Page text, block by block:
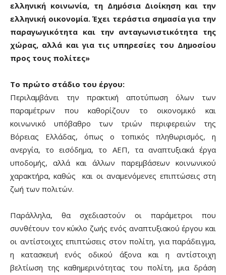
ελληνική κοινωνία, τη Δημόσια Διοίκηση και την
ελληνική οικονομία. Έχει τεράστια σημασία για την
παραγωγικότητα και την ανταγωνιστικότητα της
χώρας, αλλά και για τις υπηρεσίες του Δημοσίου
προς τους πολίτες»
Το πρώτο στάδιο του έργου:
Περιλαμβάνει την πρακτική αποτύπωση όλων των
παραμέτρων που καθορίζουν το οικονομικό και
κοινωνικό υπόβαθρο των τριών περιφερειών της
Βόρειας Ελλάδας, όπως ο τοπικός πληθωρισμός, η
ανεργία, το εισόδημα, το ΑΕΠ, τα αναπτυξιακά έργα
υποδομής, αλλά και άλλων παρεμβάσεων κοινωνικού
χαρακτήρα, καθώς και οι αναμενόμενες επιπτώσεις στη
ζωή των πολιτών.
Παράλληλα, θα σχεδιαστούν οι παράμετροι που
συνθέτουν τον κύκλο ζωής ενός αναπτυξιακού έργου και
οι αντίστοιχες επιπτώσεις στον πολίτη, για παράδειγμα,
η κατασκευή ενός οδικού άξονα και η αντίστοιχη
βελτίωση της καθημερινότητας του πολίτη, μια δράση